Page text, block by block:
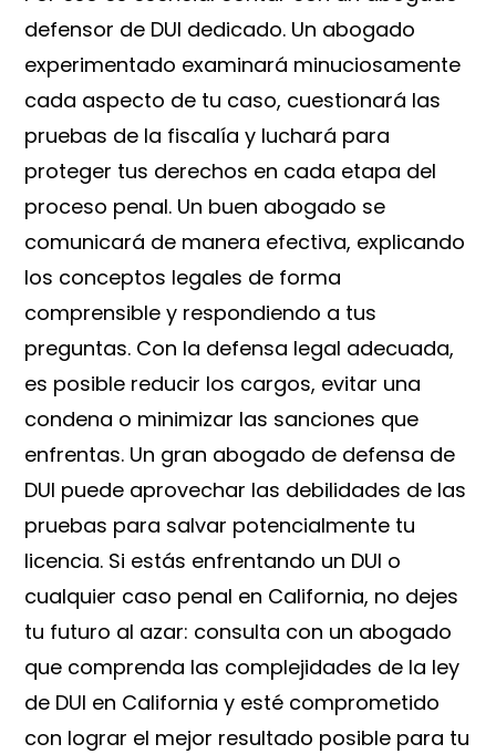
defensor de DUI dedicado. Un abogado
experimentado examinará minuciosamente
cada aspecto de tu caso, cuestionará las
pruebas de la fiscalía y luchará para
proteger tus derechos en cada etapa del
proceso penal. Un buen abogado se
comunicará de manera efectiva, explicando
los conceptos legales de forma
comprensible y respondiendo a tus
preguntas. Con la defensa legal adecuada,
es posible reducir los cargos, evitar una
condena o minimizar las sanciones que
enfrentas. Un gran abogado de defensa de
DUI puede aprovechar las debilidades de las
pruebas para salvar potencialmente tu
licencia. Si estás enfrentando un DUI o
cualquier caso penal en California, no dejes
tu futuro al azar: consulta con un abogado
que comprenda las complejidades de la ley
de DUI en California y esté comprometido
con lograr el mejor resultado posible para tu